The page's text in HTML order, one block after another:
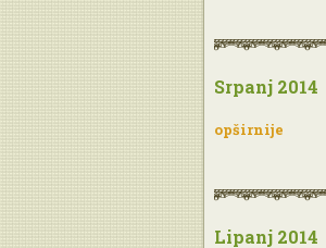
Srpanj 2014
opširnije
Lipanj 2014